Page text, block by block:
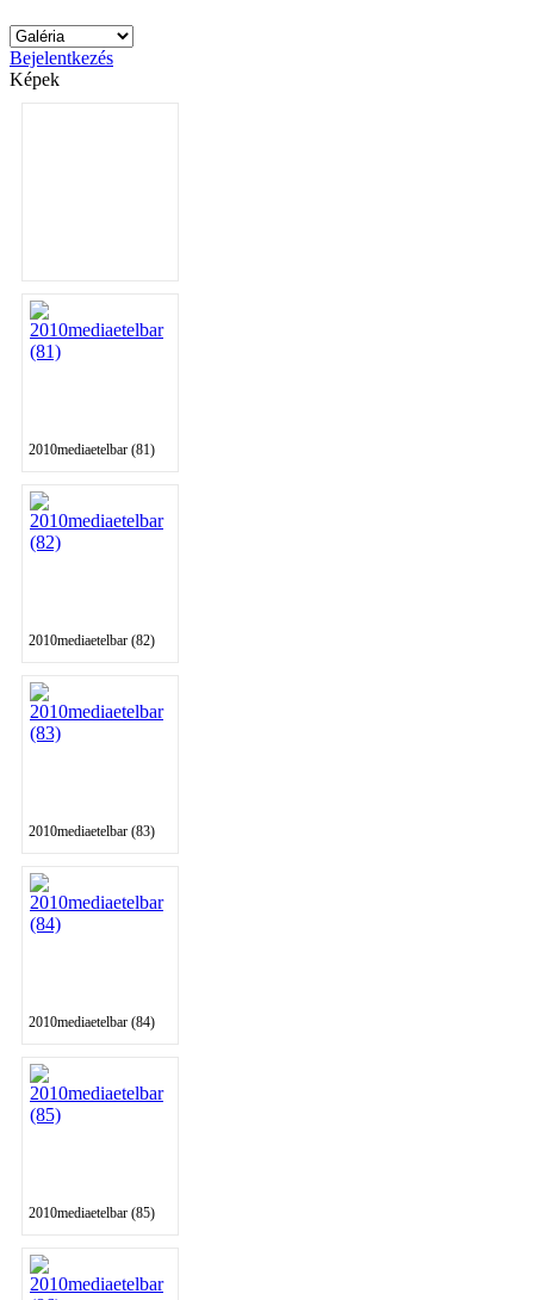
Bejelentkezés
Képek
2010mediaetelbar (81)
2010mediaetelbar (82)
2010mediaetelbar (83)
2010mediaetelbar (84)
2010mediaetelbar (85)